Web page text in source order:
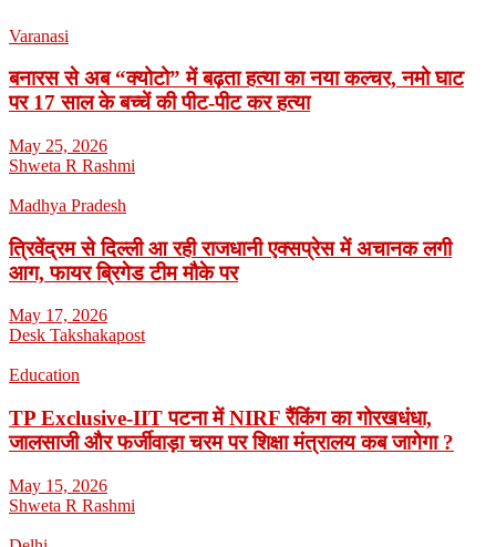
Varanasi
बनारस से अब “क्योटो” में बढ़ता हत्या का नया कल्चर, नमो घाट
पर 17 साल के बच्चें की पीट-पीट कर हत्या
May 25, 2026
Shweta R Rashmi
Madhya Pradesh
त्रिवेंद्रम से दिल्ली आ रही राजधानी एक्सप्रेस में अचानक लगी
आग, फायर ब्रिगेड टीम मौके पर
May 17, 2026
Desk Takshakapost
Education
TP Exclusive-IIT पटना में NIRF रैंकिंग का गोरखधंधा,
जालसाजी और फर्जीवाड़ा चरम पर शिक्षा मंत्रालय कब जागेगा ?
May 15, 2026
Shweta R Rashmi